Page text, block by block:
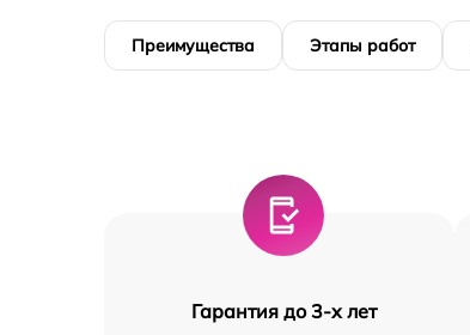
Преимущества Этапы работ
Гарантия до 3-х лет